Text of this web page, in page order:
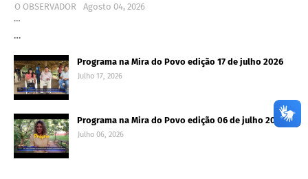
O OBSERVADOR
Agosto 04, 2026
…
…
Programa na Mira do Povo edição 17 de julho 2026
Julho 17, 2026
Programa na Mira do Povo edição 06 de julho 2026
Julho 06, 2026